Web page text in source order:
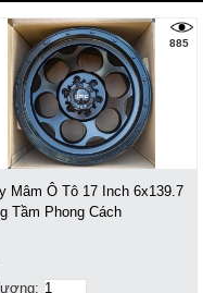
885
Mâm Ô Tô 17 Inch 6x139.7
Tầm Phong Cách